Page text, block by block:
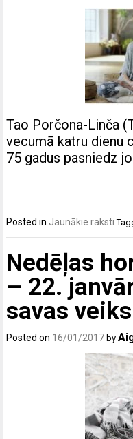
Tao Porčona-Linča
vecumā katru dienu
75 gadus pasniedz
Posted in Jaunākie raksti
Nedēļas
– 22.
savas
Posted on 16/01/2017 by